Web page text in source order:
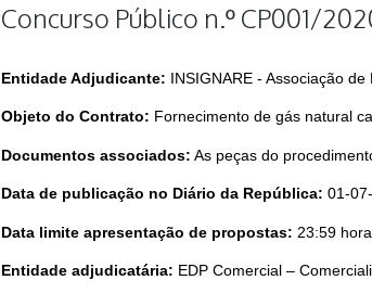
Concurso Público n.º CP001/
Entidade Adjudicante: INSIGNARE - Associação
Objeto do Contrato: Fornecimento de gás natural
Documentos associados: As peças do
Data de publicação no Diário da República: 01-
Data limite apresentação de propostas: 23:59
Entidade adjudicatária: EDP Comercial –